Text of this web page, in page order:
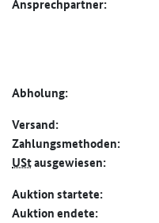
Ansprechpartner:
Abholung:
Versand:
Zahlungs­methoden:
UStausgewiesen:
Auktion startete:
Auktion endete: